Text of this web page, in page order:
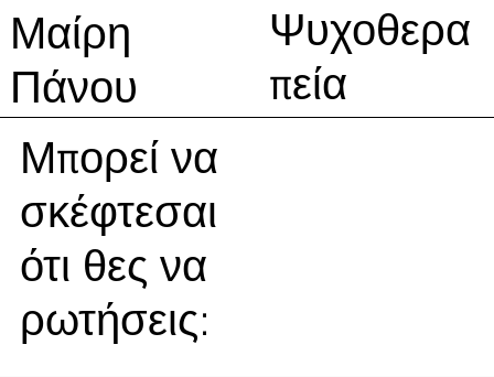
Μαίρη
Πάνου
Ψυχοθερα
πεία
Μπορεί να
σκέφτεσαι
ότι θες να
ρωτήσεις: